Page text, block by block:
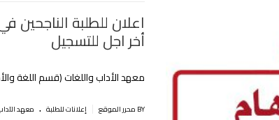
أخر اجل للتسجيل
معهد الأداب واللغات (قسم اللغة
BY محرر الموقع إعلانات للطلبة . معهد